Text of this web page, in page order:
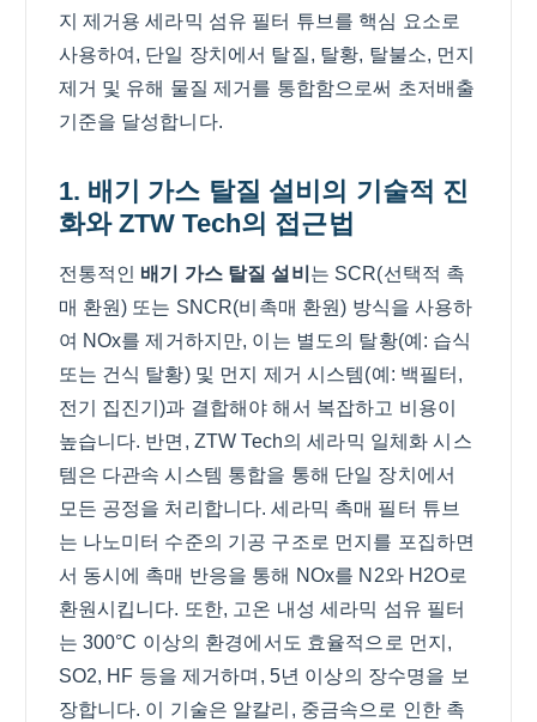
지 제거용 세라믹 섬유 필터 튜브를 핵심 요소로
사용하여, 단일 장치에서 탈질, 탈황, 탈불소, 먼지
제거 및 유해 물질 제거를 통합함으로써 초저배출
기준을 달성합니다.
1. 배기 가스 탈질 설비의 기술적 진
화와 ZTW Tech의 접근법
전통적인 배기 가스 탈질 설비 는 SCR(선택적 촉
매 환원) 또는 SNCR(비촉매 환원) 방식을 사용하
여 NOx를 제거하지만, 이는 별도의 탈황(예: 습식
또는 건식 탈황) 및 먼지 제거 시스템(예: 백필터,
전기 집진기)과 결합해야 해서 복잡하고 비용이
높습니다. 반면, ZTW Tech의 세라믹 일체화 시스
템은 다관속 시스템 통합을 통해 단일 장치에서
모든 공정을 처리합니다. 세라믹 촉매 필터 튜브
는 나노미터 수준의 기공 구조로 먼지를 포집하면
서 동시에 촉매 반응을 통해 NOx를 N2와 H2O로
환원시킵니다. 또한, 고온 내성 세라믹 섬유 필터
는 300°C 이상의 환경에서도 효율적으로 먼지,
SO2, HF 등을 제거하며, 5년 이상의 장수명을 보
장합니다. 이 기술은 알칼리, 중금속으로 인한 촉